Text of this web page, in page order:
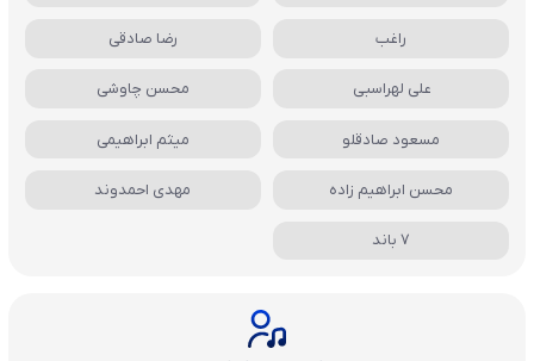
راغب رضا صادقی
علی لهراسبی محسن چاوشی
مسعود صادقلو میثم ابراهیمی
محسن ابراهیم زاده مهدی احمدوند
7 باند